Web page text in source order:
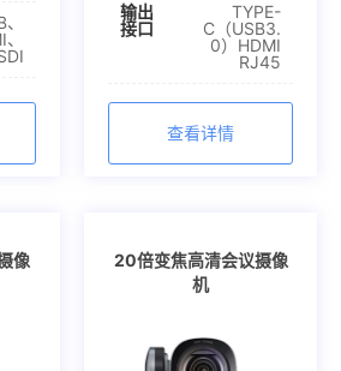
输出
接口
TYPE-
C（USB3.
0）HDMI
RJ45
查看详情
像
20倍变焦高清会议摄像
机